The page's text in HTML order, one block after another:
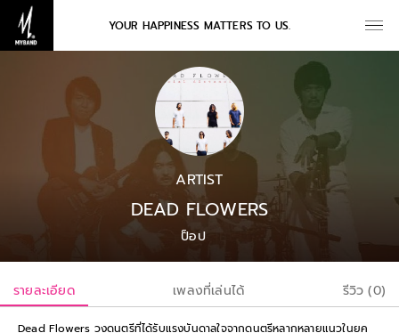
YOUR HAPPINESS MATTERS TO US.
ARTIST
DEAD FLOWERS
ป็อป
รายละเอียด เพลงที่เล่นได้ รีวิว (0)
Dead Flowers วงดนตรีที่ได้รับแรงบันดาลใจจากดนตรีหลากหลายแนวในยุค